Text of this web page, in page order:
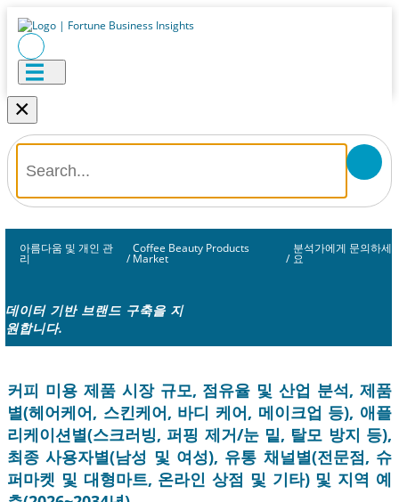
×
아름다움 및 개인 관
리 /
Coffee Beauty Products
Market /
분석가에게 문의하세
요
데이터 기반 브랜드 구축을 지
원합니다.
커피 미용 제품 시장 규모, 점유율 및 산업 분석, 제품
별(헤어케어, 스킨케어, 바디 케어, 메이크업 등), 애플
리케이션별(스크러빙, 퍼핑 제거/눈 밑, 탈모 방지 등),
최종 사용자별(남성 및 여성), 유통 채널별(전문점, 슈
퍼마켓 및 대형마트, 온라인 상점 및 기타) 및 지역 예